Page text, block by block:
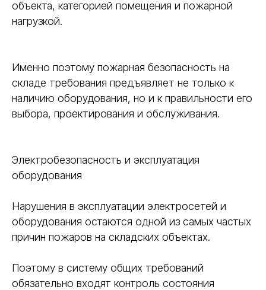
объекта, категорией помещения и пожарной
нагрузкой.
Именно поэтому пожарная безопасность на
складе требования предъявляет не только к
наличию оборудования, но и к правильности его
выбора, проектирования и обслуживания.
Электробезопасность и эксплуатация
оборудования
Нарушения в эксплуатации электросетей и
оборудования остаются одной из самых частых
причин пожаров на складских объектах.
Поэтому в систему общих требований
обязательно входят контроль состояния